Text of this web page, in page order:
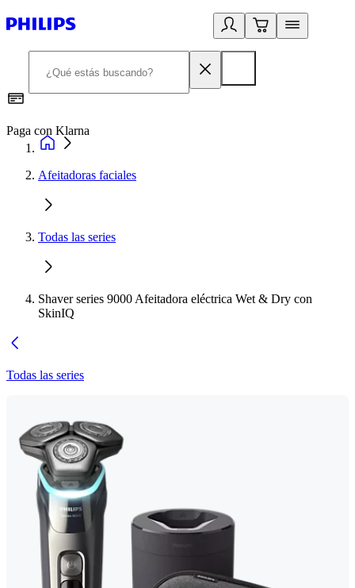
Paga con Klarna
Afeitadoras faciales
Todas las series
Shaver series 9000 Afeitadora eléctrica Wet & Dry con
SkinIQ
Todas las series